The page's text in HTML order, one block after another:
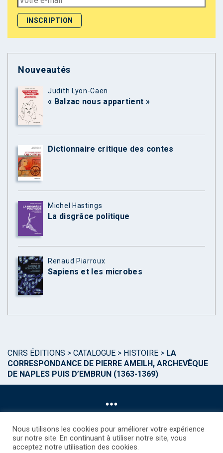
Nouveautés
Judith Lyon-Caen
« Balzac nous appartient »
Dictionnaire critique des contes
Michel Hastings
La disgrâce politique
Renaud Piarroux
Sapiens et les microbes
CNRS ÉDITIONS > CATALOGUE > HISTOIRE > LA
CORRESPONDANCE DE PIERRE AMEILH, ARCHEVÊQUE
DE NAPLES PUIS D’EMBRUN (1363-1369)
©CNRS EDITIONS 2025
Nous utilisons les cookies pour améliorer votre expérience
sur notre site. En continuant à utiliser notre site, vous
acceptez notre utilisation des cookies.